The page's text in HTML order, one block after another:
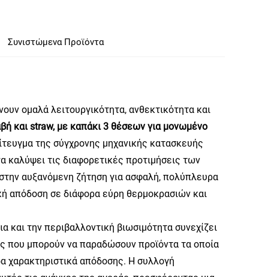
Συνιστώμενα Προϊόντα
ομαλά λειτουργικότητα, ανθεκτικότητα και
και straw, με καπάκι 3 θέσεων για μονωμένο
της σύγχρονης μηχανικής κατασκευής
τις διαφορετικές προτιμήσεις των
αυξανόμενη ζήτηση για ασφαλή, πολύπλευρα
απόδοση σε διάφορα εύρη θερμοκρασιών και
την περιβαλλοντική βιωσιμότητα συνεχίζει
που μπορούν να παραδώσουν προϊόντα τα οποία
απόδοσης. Η συλλογή